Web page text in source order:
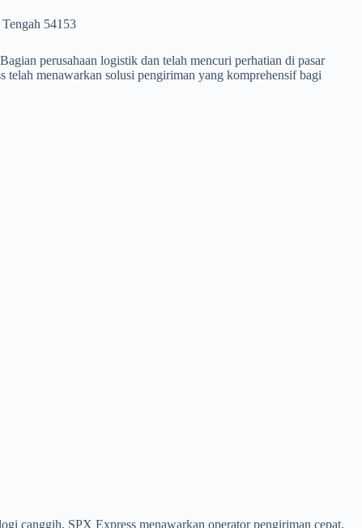
54153
perusahaan logistik dan telah mencuri perhatian di pasar
menawarkan solusi pengiriman yang komprehensif bagi
canggih, SPX Express menawarkan operator pengiriman cepat,